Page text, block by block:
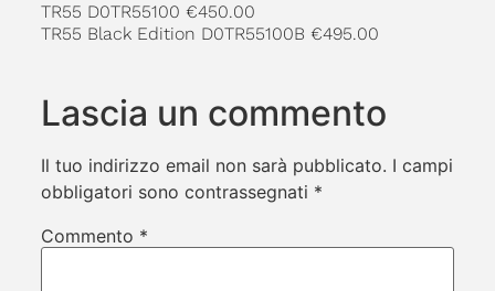
TR55 D0TR55100 €450.00
TR55 Black Edition D0TR55100B €495.00
Lascia un commento
Il tuo indirizzo email non sarà pubblicato. I campi
obbligatori sono contrassegnati *
Commento *